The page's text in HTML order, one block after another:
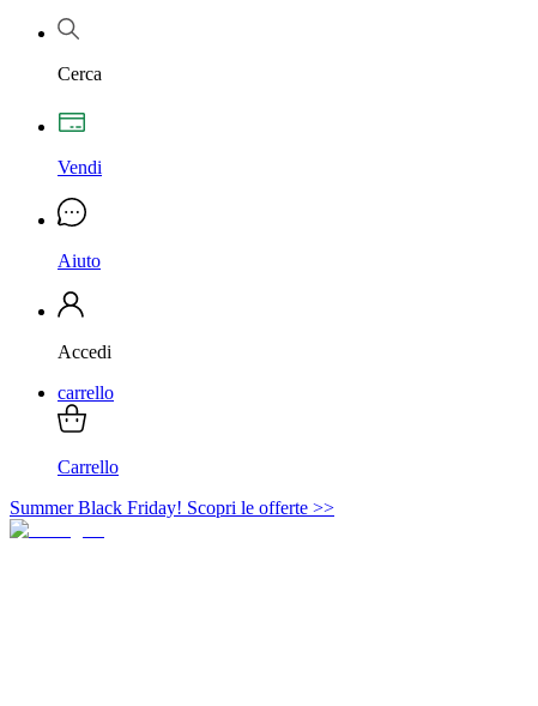
Cerca
Vendi
Aiuto
Accedi
carrello
Carrello
Summer Black Friday! Scopri le offerte >>